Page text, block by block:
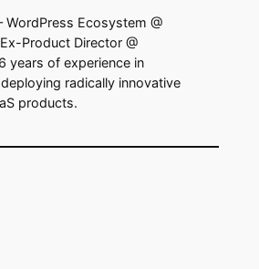
WordPress Ecosystem @
Product Director @
years of experience in
radically innovative
products.